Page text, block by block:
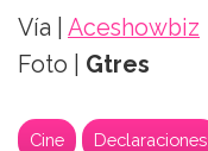
Vía | Aceshowbiz
Foto | Gtres
Cine Declaraciones